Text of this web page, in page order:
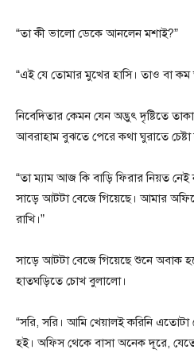
“তা কী ভালো ডেকে আনলেন মশাই?”
“এই যে তোমার মুখের হাসি। তাও বা
নিবেদিতার কেমন যেন অদ্ভুৎ দৃষ্টিতে
আবরাহাম বুঝতে পেরে কথা ঘুরাতে চেষ্টা
“তা ম্যাম আজ কি বাড়ি ফিরার নিয়ত
সাড়ে আটটা বেজে গিয়েছে। আমার
রাখি।”
সাড়ে আটটা বেজে গিয়েছে শুনে অবাক
হাতঘড়িতে চোখ বুলালো।
“সরি, সরি। আমি খেয়ালই করিনি
হই। অফিস থেকে বাসা অনেক দূরে,